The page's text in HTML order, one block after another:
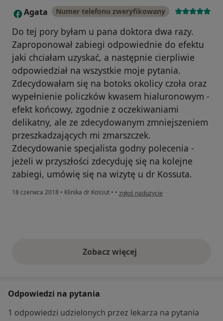
A Agata Numer telefonu zweryfikowany
Do tej pory byłam u pana doktora dwa razy.
Zaproponował zabiegi odpowiednie do efektu
jaki chciałam uzyskać, a następnie cierpliwie
odpowiedział na wszystkie moje pytania.
Zdecydowałam się na botoks okolicy czoła oraz
wypełnienie policzków kwasem hialuronowym -
efekt końcowy, zgodnie z oczekiwaniami
delikatny, ale ze zdecydowanym zmniejszeniem
przeszkadzających mi zmarszczek.
Zdecydowanie specjalista godny polecenia -
jeżeli w przyszłości zdecyduję się na kolejne
zabiegi, umówię się na wizytę u dr Kossuta.
18 czerwca 2018 • Klinika dr Kossut • • w opinii użytkownika Agata
zgłoś nadużycie
Zobacz więcejopinie powyżej
Odpowiedzi na pytania
1 odpowiedzi udzielonych przez lekarza na pytania